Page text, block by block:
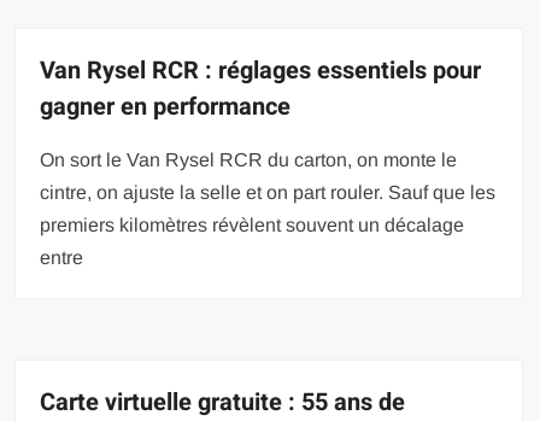
Van Rysel RCR : réglages essentiels pour
gagner en performance
On sort le Van Rysel RCR du carton, on monte le
cintre, on ajuste la selle et on part rouler. Sauf que les
premiers kilomètres révèlent souvent un décalage
entre
Carte virtuelle gratuite : 55 ans de